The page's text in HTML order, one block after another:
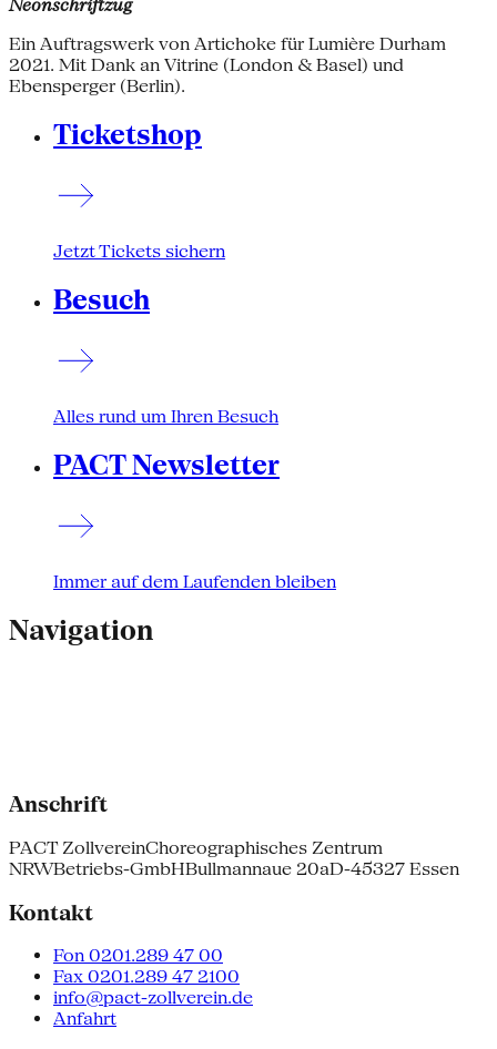
Neonschriftzug
Ein Auftragswerk von Artichoke für Lumière Durham
2021. Mit Dank an Vitrine (London & Basel) und
Ebensperger (Berlin).
Ticketshop
Jetzt Tickets sichern
Besuch
Alles rund um Ihren Besuch
PACT Newsletter
Immer auf dem Laufenden bleiben
Navigation
Anschrift
PACT ZollvereinChoreographisches Zentrum
NRWBetriebs-GmbHBullmannaue 20aD-45327 Essen
Kontakt
Fon 0201.289 47 00
Fax 0201.289 47 2100
info@pact-zollverein.de
Anfahrt